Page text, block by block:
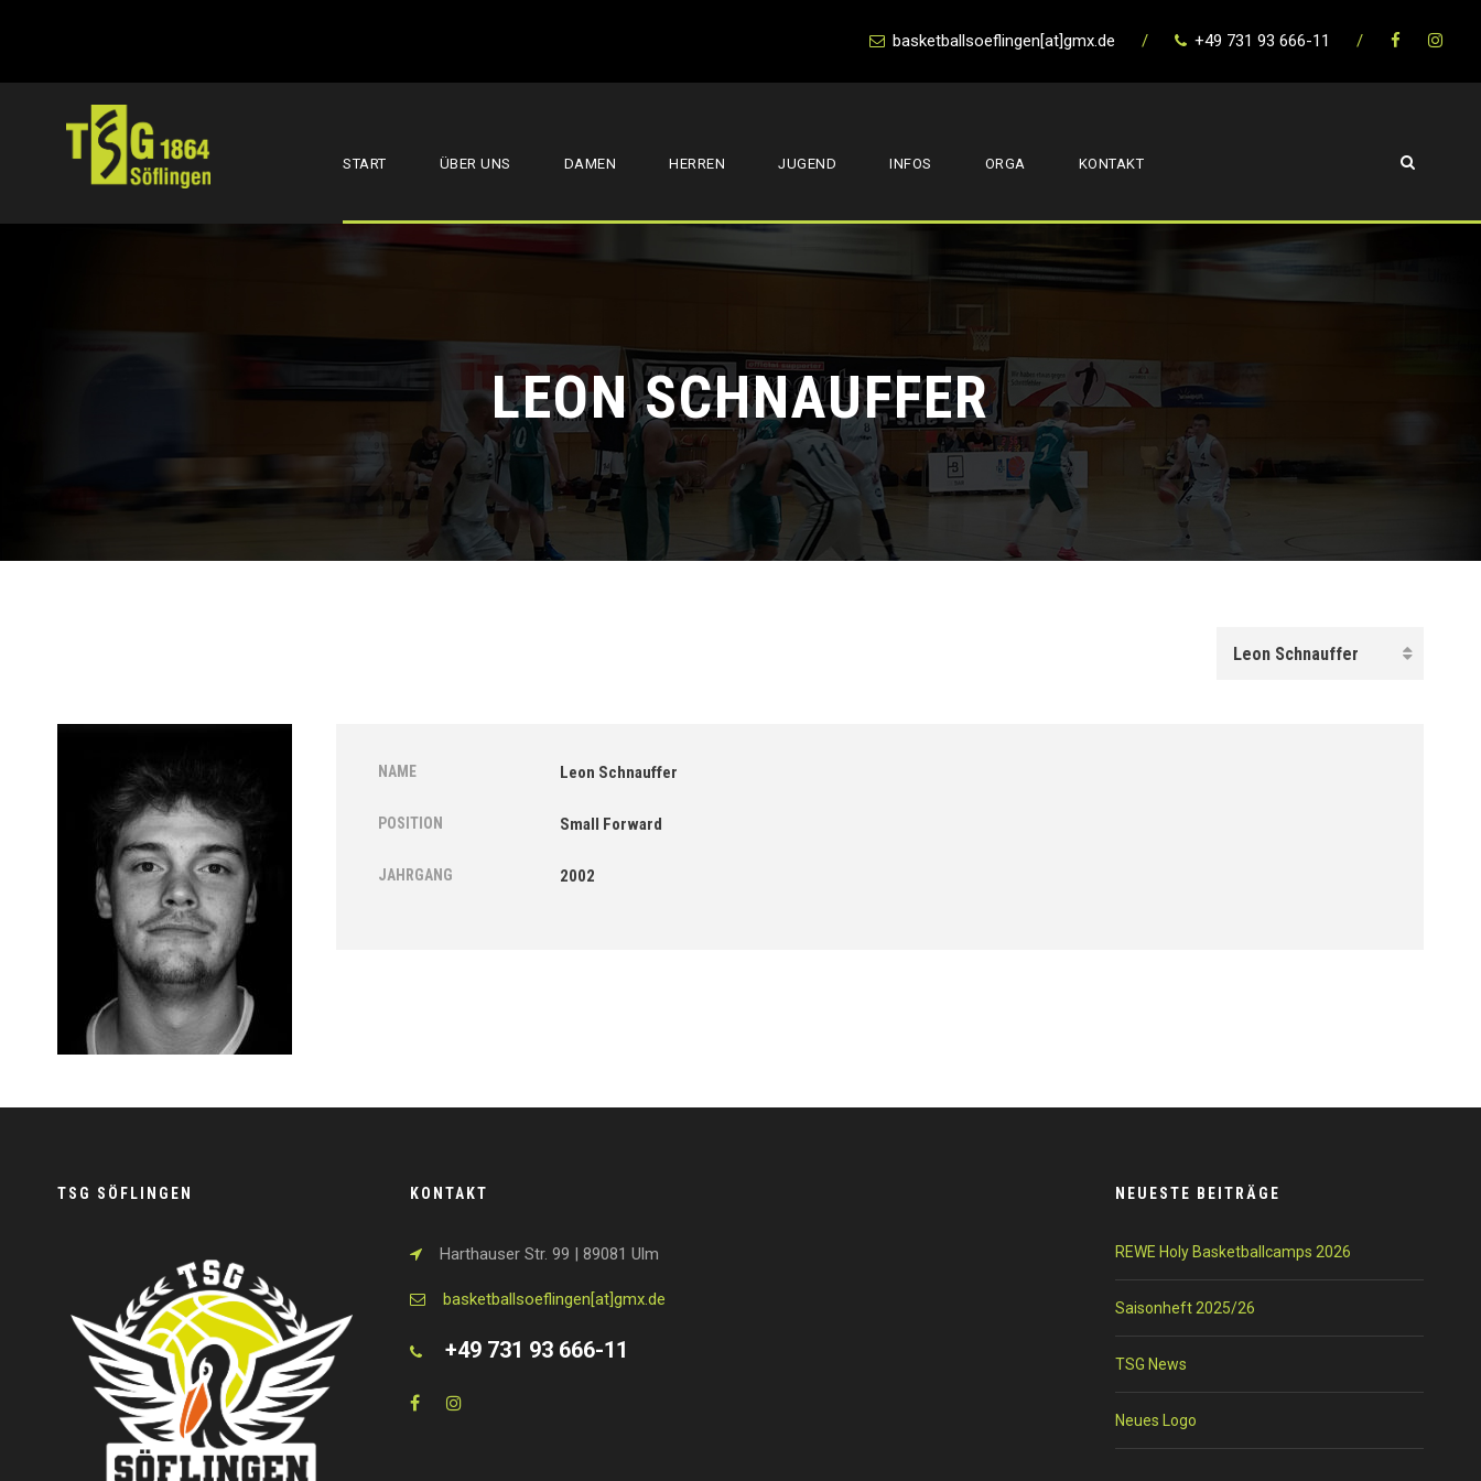
basketballsoeflingen[at]gmx.de / +49 731 93 666-11 /
START ÜBER UNS DAMEN HERREN JUGEND INFOS ORGA KONTAKT
LEON SCHNAUFFER
NAME Leon Schnauffer
POSITION Small Forward
JAHRGANG 2002
TSG SÖFLINGEN KONTAKT
Harthauser Str. 99 | 89081 Ulm
basketballsoeflingen[at]gmx.de
+49 731 93 666-11
NEUESTE BEITRÄGE
REWE Holy Basketballcamps 2026
Saisonheft 2025/26
TSG News
Neues Logo